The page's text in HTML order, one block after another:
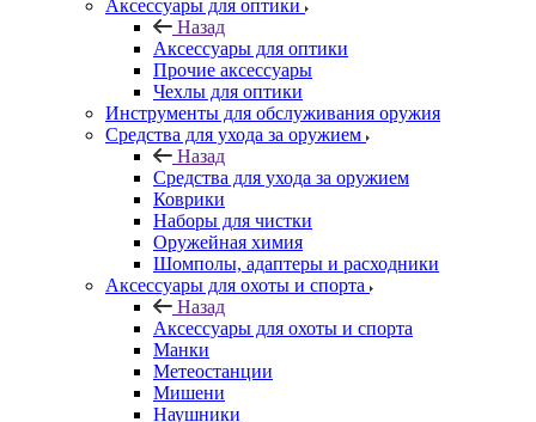
Аксессуары для оптики
Назад
Аксессуары для оптики
Прочие аксессуары
Чехлы для оптики
Инструменты для обслуживания оружия
Средства для ухода за оружием
Назад
Средства для ухода за оружием
Коврики
Наборы для чистки
Оружейная химия
Шомполы, адаптеры и расходники
Аксессуары для охоты и спорта
Назад
Аксессуары для охоты и спорта
Манки
Метеостанции
Мишени
Наушники